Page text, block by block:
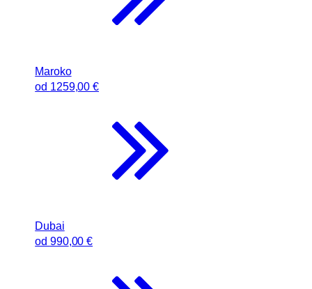
Maroko
od 1259,00 €
Dubai
od 990,00 €